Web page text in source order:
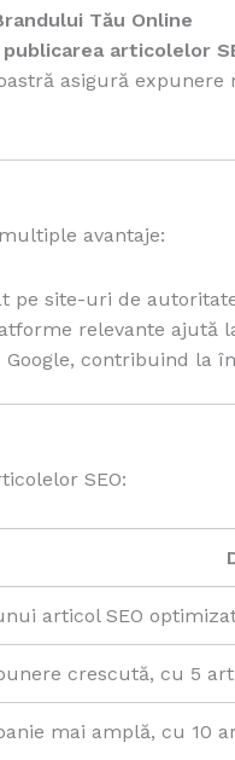
Tău Online
publicarea articolelor
asigură
avantaje:
pe site-uri de
relevante ajută
contribuind la
SEO:
articol SEO
crescută, cu 5
mai amplă, cu 10